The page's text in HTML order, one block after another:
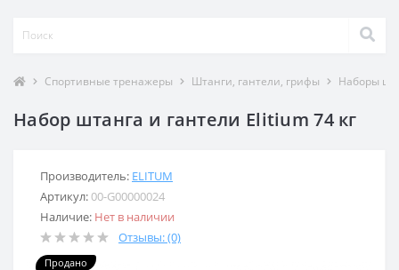
Спортивные тренажеры Штанги, гантели, грифы Наборы
Набор штанга и гантели Elitium 74 кг
Производитель: ELITUM
Артикул:00-G00000024
Наличие: Нет в наличии
Отзывы: (0)
Продано